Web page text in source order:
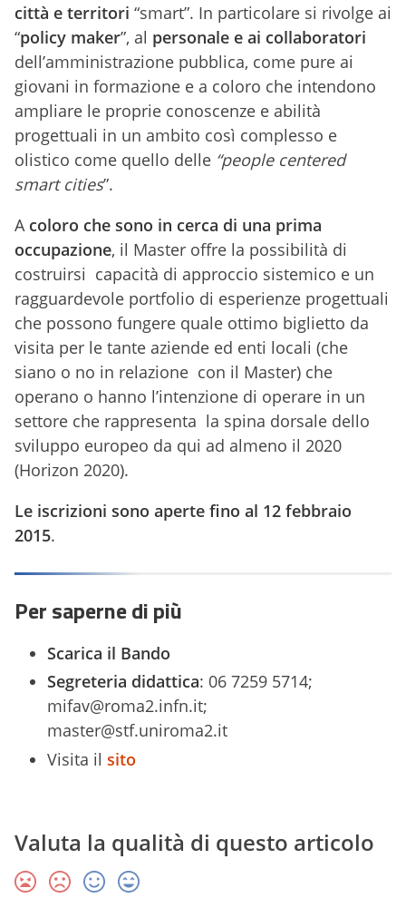
città e territori “smart”. In particolare si rivolge ai
“policy maker”, al personale e ai collaboratori
dell’amministrazione pubblica, come pure ai
giovani in formazione e a coloro che intendono
ampliare le proprie conoscenze e abilità
progettuali in un ambito così complesso e
olistico come quello delle “people centered
smart cities”.
A coloro che sono in cerca di una prima
occupazione, il Master offre la possibilità di
costruirsi capacità di approccio sistemico e un
ragguardevole portfolio di esperienze progettuali
che possono fungere quale ottimo biglietto da
visita per le tante aziende ed enti locali (che
siano o no in relazione con il Master) che
operano o hanno l’intenzione di operare in un
settore che rappresenta la spina dorsale dello
sviluppo europeo da qui ad almeno il 2020
(Horizon 2020).
Le iscrizioni sono aperte fino al 12 febbraio
2015.
Per saperne di più
Scarica il Bando
Segreteria didattica: 06 7259 5714;
mifav@roma2.infn.it;
master@stf.uniroma2.it
Visita il sito
Valuta la qualità di questo articolo